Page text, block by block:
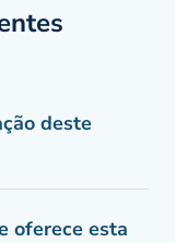
deste
oferece esta